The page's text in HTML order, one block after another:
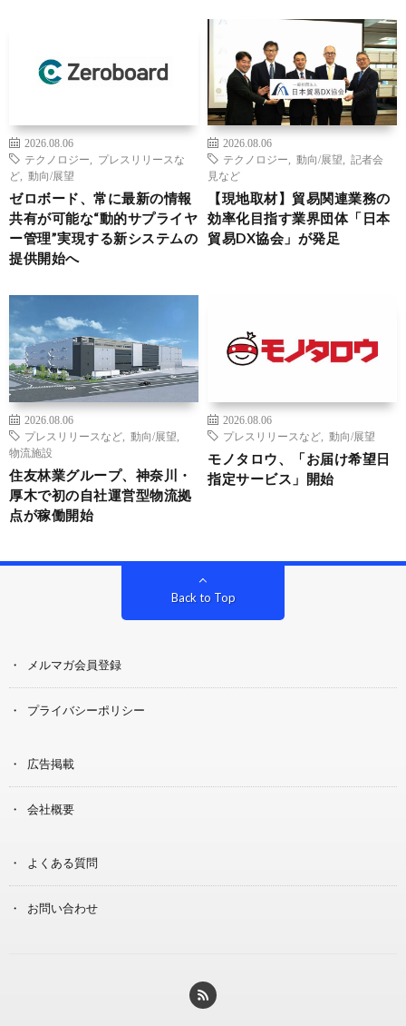
2026.08.06
テクノロジー
プレスリリースな
ど
動向/展望
ゼロボード、常に最新の情報
共有が可能な“動的サプライヤ
ー管理”実現する新システムの
提供開始へ
2026.08.06
テクノロジー
動向/展望
記者会
見など
【現地取材】貿易関連業務の
効率化目指す業界団体「日本
貿易DX協会」が発足
2026.08.06
プレスリリースなど
動向/展望
物流施設
住友林業グループ、神奈川・
厚木で初の自社運営型物流拠
点が稼働開始
2026.08.06
プレスリリースなど
動向/展望
モノタロウ、「お届け希望日
指定サービス」開始
Back to Top
メルマガ会員登録
プライバシーポリシー
広告掲載
会社概要
よくある質問
お問い合わせ